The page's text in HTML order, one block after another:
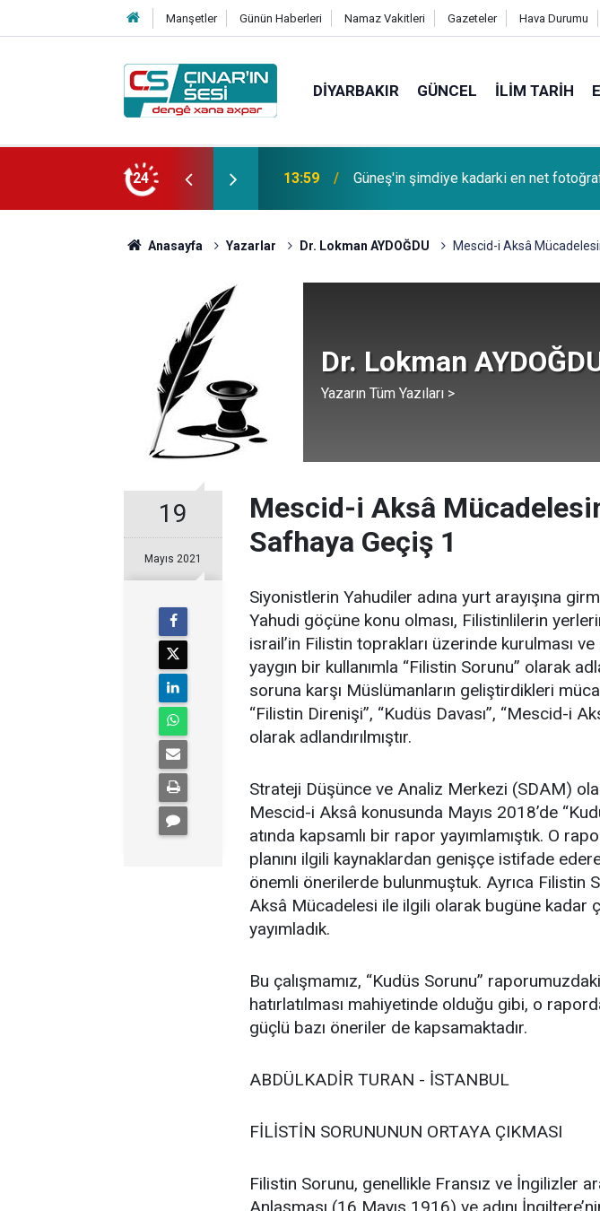
Manşetler Günün Haberleri Namaz Vakitleri Gazeteler Hava Durumu
DIYARBAKIR GÜNCEL İLIM TARIH
24 11:30
Bağacık (Bağcağê) Köyünden Osman
etmiştir
Anasayfa Yazarlar Dr. Lokman AYDOĞDU Mescid-i Aksâ
Dr. Lokman
Yazarın Tüm Yazıları >
19
Mayıs 2021
Mescid-i Aksâ
Safhaya Geçiş 1
Siyonistlerin Yahudiler adına yurt arayışına
Yahudi göçüne konu olması, Filistinlilerin
israil’in Filistin toprakları üzerinde kurulması ve
yaygın bir kullanımla “Filistin Sorunu” olarak
soruna karşı Müslümanların geliştirdikleri
“Filistin Direnişi”, “Kudüs Davası”, “Mescid-i
olarak adlandırılmıştır.
Strateji Düşünce ve Analiz Merkezi (SDAM)
Mescid-i Aksâ konusunda Mayıs 2018’de
atında kapsamlı bir rapor yayımlamıştık. O
planını ilgili kaynaklardan genişçe istifade
önemli önerilerde bulunmuştuk. Ayrıca Filistin
Aksâ Mücadelesi ile ilgili olarak bugüne kadar
yayımladık.
Bu çalışmamız, “Kudüs Sorunu”
hatırlatılması mahiyetinde olduğu gibi, o
güçlü bazı öneriler de kapsamaktadır.
ABDÜLKADİR TURAN - İSTANBUL
FİLİSTİN SORUNUNUN ORTAYA ÇIKMASI
Filistin Sorunu, genellikle Fransız ve İngilizler